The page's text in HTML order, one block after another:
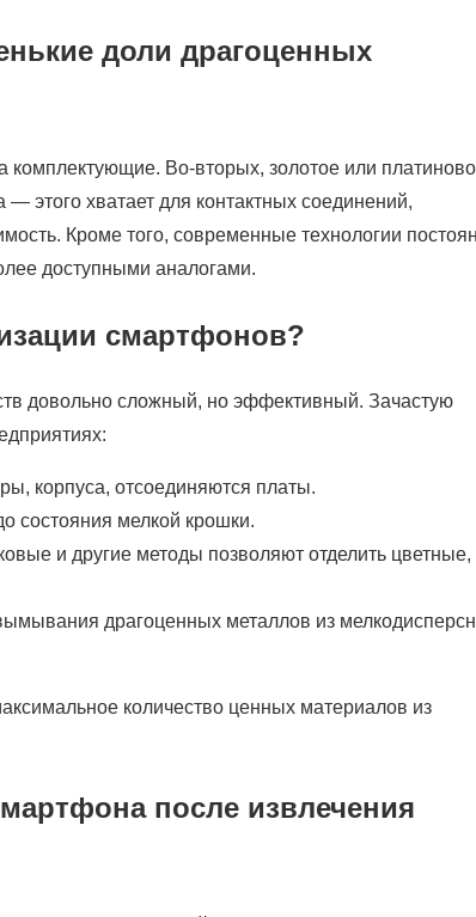
доли драгоценных
Во-вторых, золотое или
этого хватает для контактных соединений,
Кроме того, современные технологии
доступными аналогами.
смартфонов?
довольно сложный, но эффективный. Зачастую
корпуса, отсоединяются платы.
состояния мелкой крошки.
и другие методы позволяют отделить цветные,
драгоценных металлов из
количество ценных материалов из
после извлечения